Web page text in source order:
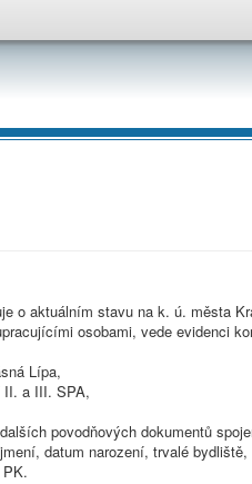
o aktuálním stavu na k. ú. města
osobami, vede evidenci
Lípa,
II. a III. SPA,
povodňových dokumentů
datum narození, trvalé